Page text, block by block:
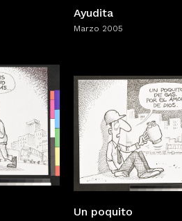
Ayudita
Marzo 2005
Un poquito